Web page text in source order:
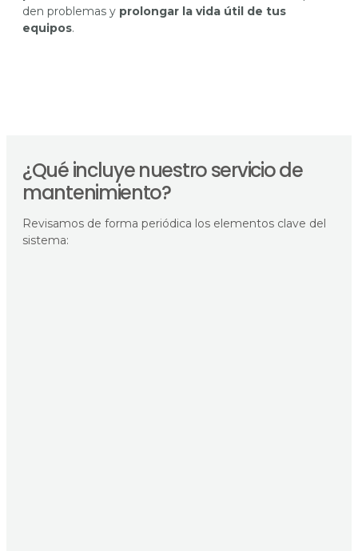
den problemas y prolongar la vida útil de tus
equipos.
¿Qué incluye nuestro servicio de
mantenimiento?
Revisamos de forma periódica los elementos clave del
sistema: